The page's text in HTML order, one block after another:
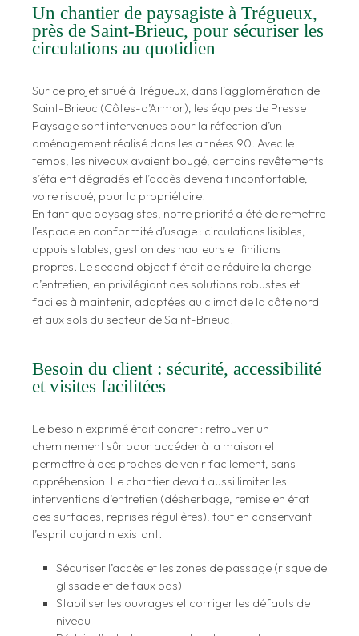
Un chantier de paysagiste à Trégueux,
près de Saint-Brieuc, pour sécuriser les
circulations au quotidien
Sur ce projet situé à Trégueux, dans l’agglomération de
Saint-Brieuc (Côtes-d’Armor), les équipes de Presse
Paysage sont intervenues pour la réfection d’un
aménagement réalisé dans les années 90. Avec le
temps, les niveaux avaient bougé, certains revêtements
s’étaient dégradés et l’accès devenait inconfortable,
voire risqué, pour la propriétaire.
En tant que paysagistes, notre priorité a été de remettre
l’espace en conformité d’usage : circulations lisibles,
appuis stables, gestion des hauteurs et finitions
propres. Le second objectif était de réduire la charge
d’entretien, en privilégiant des solutions robustes et
faciles à maintenir, adaptées au climat de la côte nord
et aux sols du secteur de Saint-Brieuc.
Besoin du client : sécurité, accessibilité
et visites facilitées
Le besoin exprimé était concret : retrouver un
cheminement sûr pour accéder à la maison et
permettre à des proches de venir facilement, sans
appréhension. Le chantier devait aussi limiter les
interventions d’entretien (désherbage, remise en état
des surfaces, reprises régulières), tout en conservant
l’esprit du jardin existant.
Sécuriser l’accès et les zones de passage (risque de
glissade et de faux pas)
Stabiliser les ouvrages et corriger les défauts de
niveau